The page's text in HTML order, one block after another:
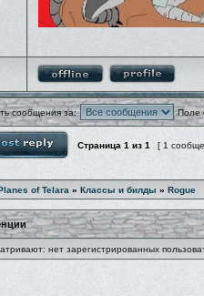
сообщения за: Поле
Страница 1 из 1 [ 1
of Telara » Классы и билды » Rogue
нет зарегистрированных